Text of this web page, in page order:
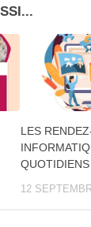
LES
QUOTIDIENS
12